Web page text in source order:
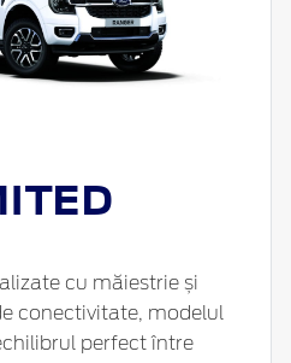
cu măiestrie și
conectivitate, modelul
perfect între